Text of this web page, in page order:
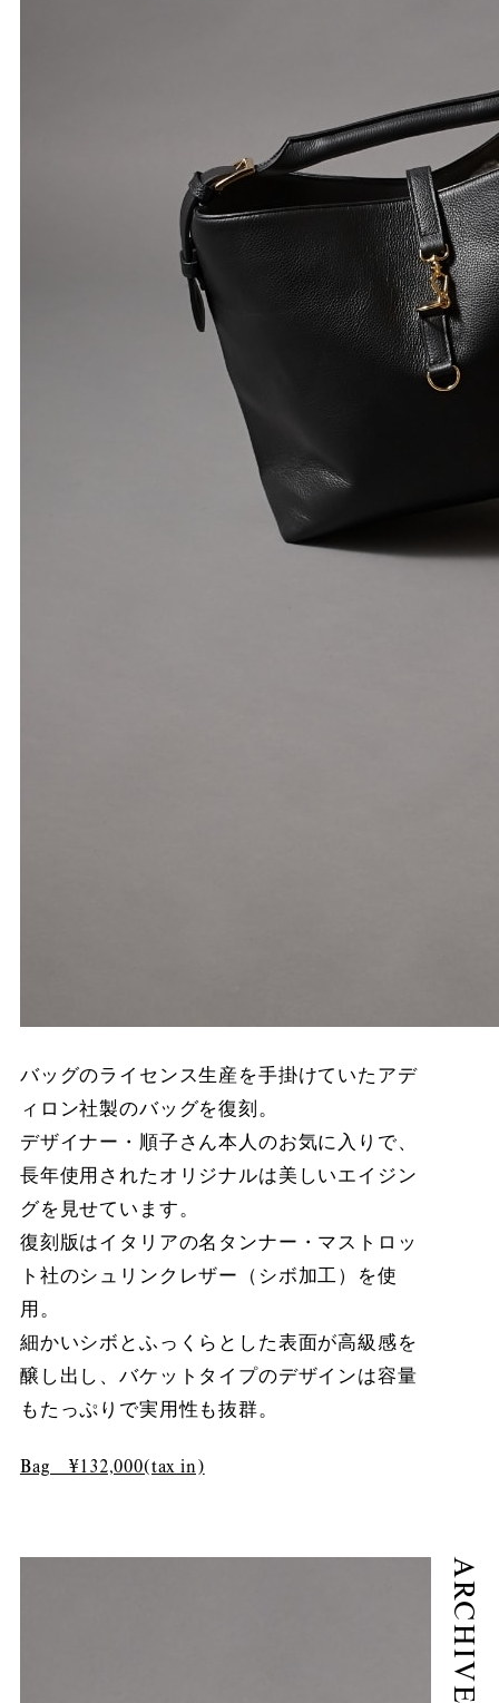
バッグのライセンス生産を手掛けていたアデ
ィロン社製のバッグを復刻。
デザイナー・順子さん本人のお気に入りで、
長年使用されたオリジナルは美しいエイジン
グを見せています。
復刻版はイタリアの名タンナー・マストロッ
ト社のシュリンクレザー（シボ加工）を使
用。
細かいシボとふっくらとした表面が高級感を
醸し出し、バケットタイプのデザインは容量
もたっぷりで実用性も抜群。
Bag ¥132,000(tax in)